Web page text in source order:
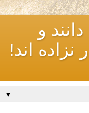
و
نزاده اند!
▼